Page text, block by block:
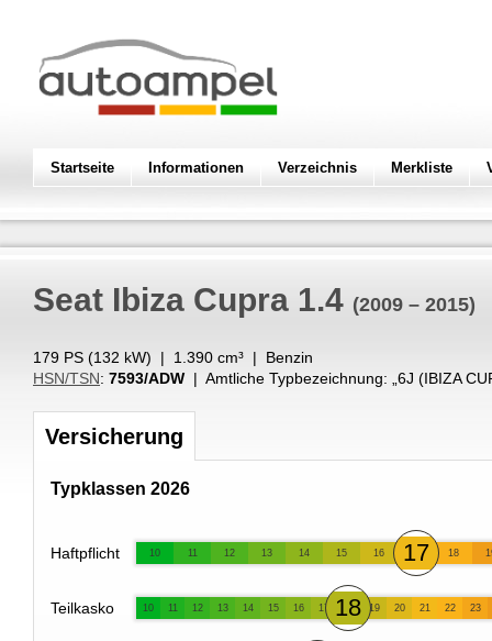
Startseite Informationen Verzeichnis Merkliste
Seat Ibiza Cupra 1.4 (2009 – 2015)
179 PS (132 kW) | 1.390 cm³ | Benzin
HSN/TSN: 7593/ADW | Amtliche Typbezeichnung: „ 6J (IBIZA
Versicherung
Typklassen 2026
Haftpflicht 10 11 12 13 14 15 16 17 18
Teilkasko 10 11 12 13 14 15 16 17 18 19 20 21 22 23